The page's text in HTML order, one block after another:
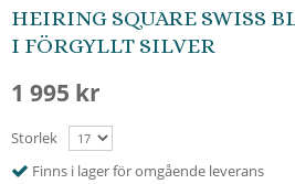
HEIRING SQUARE SWISS
I FÖRGYLLT SILVER
1 995 kr
Storlek
Finns i lager för omgående leverans